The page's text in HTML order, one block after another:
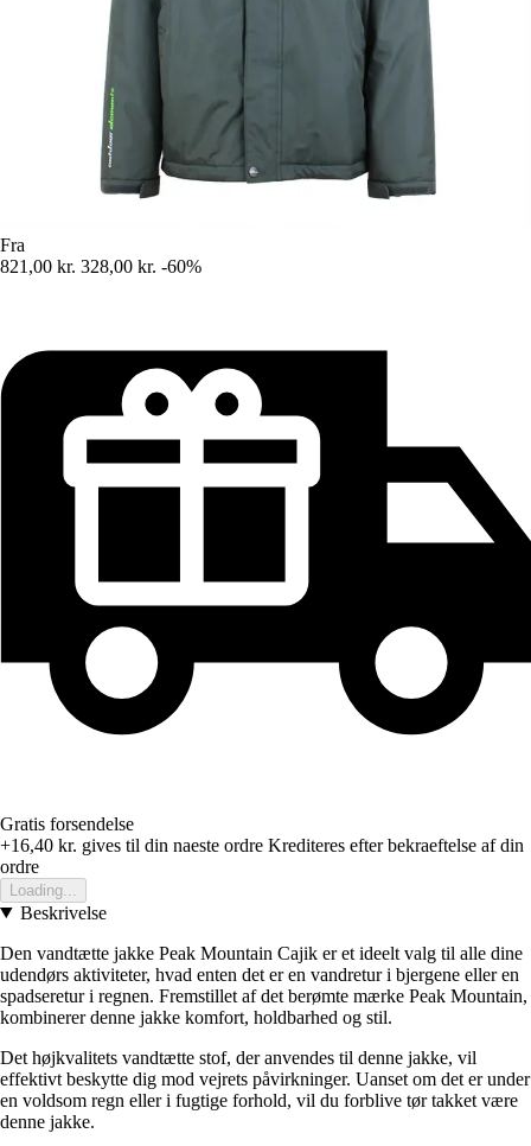
Fra
821,00 kr. 328,00 kr. -60%
Gratis forsendelse
+16,40 kr. gives til din naeste ordre Krediteres efter bekraeftelse af din
ordre
Loading...
Beskrivelse
Den vandtætte jakke Peak Mountain Cajik er et ideelt valg til alle dine
udendørs aktiviteter, hvad enten det er en vandretur i bjergene eller en
spadseretur i regnen. Fremstillet af det berømte mærke Peak Mountain,
kombinerer denne jakke komfort, holdbarhed og stil.
Det højkvalitets vandtætte stof, der anvendes til denne jakke, vil
effektivt beskytte dig mod vejrets påvirkninger. Uanset om det er under
en voldsom regn eller i fugtige forhold, vil du forblive tør takket være
denne jakke.